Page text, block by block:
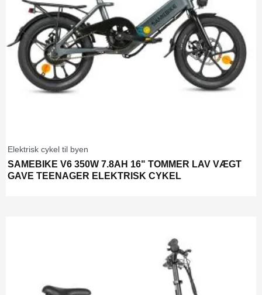
Elektrisk cykel til byen
SAMEBIKE V6 350W 7.8AH 16" TOMMER LAV VÆGT
GAVE TEENAGER ELEKTRISK CYKEL